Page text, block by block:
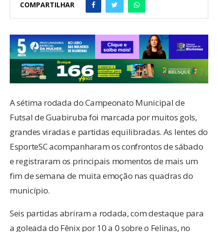
A sétima rodada do Campeonato Municipal de
Futsal de Guabiruba foi marcada por muitos gols,
grandes viradas e partidas equilibradas. As lentes do
EsporteSC acompanharam os confrontos de sábado
e registraram os principais momentos de mais um
fim de semana de muita emoção nas quadras do
município.
Seis partidas abriram a rodada, com destaque para
a goleada do Fênix por 10 a 0 sobre o Felinas, no
naipe feminino, e para a vitória do PBS por 5 a 2
diante do Três Trevo. No masculino, Samaritanos FC